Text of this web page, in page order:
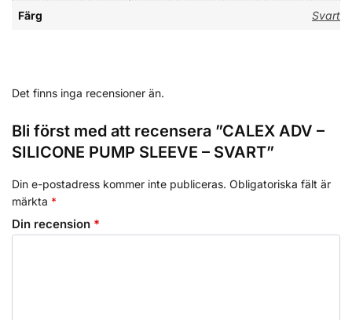
Färg Svart
Det finns inga recensioner än.
Bli först med att recensera ”CALEX ADV –
SILICONE PUMP SLEEVE – SVART”
Din e-postadress kommer inte publiceras. Obligatoriska fält är
märkta *
Din recension *